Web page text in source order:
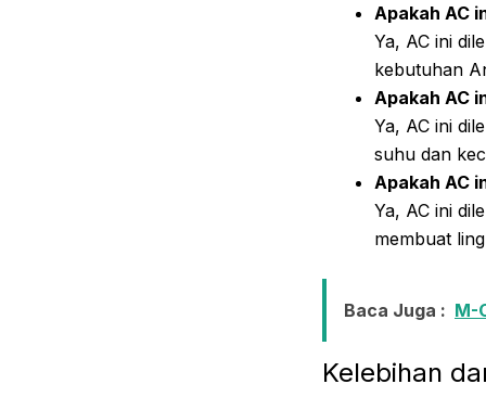
Apakah AC
Ya, AC ini
kebutuhan
Apakah AC
Ya, AC ini
suhu dan
Apakah AC
Ya, AC ini
membuat
Baca Juga : M-
Kelebihan